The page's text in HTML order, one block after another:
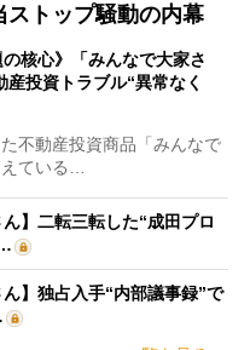
ストップ騒動の内幕
の核心》「みんなで大家さ
投資トラブル“異常なく
不動産投資商品「みんなで
えている…
】二転三転した“成田プロ
】独占入手“内部議事録”で